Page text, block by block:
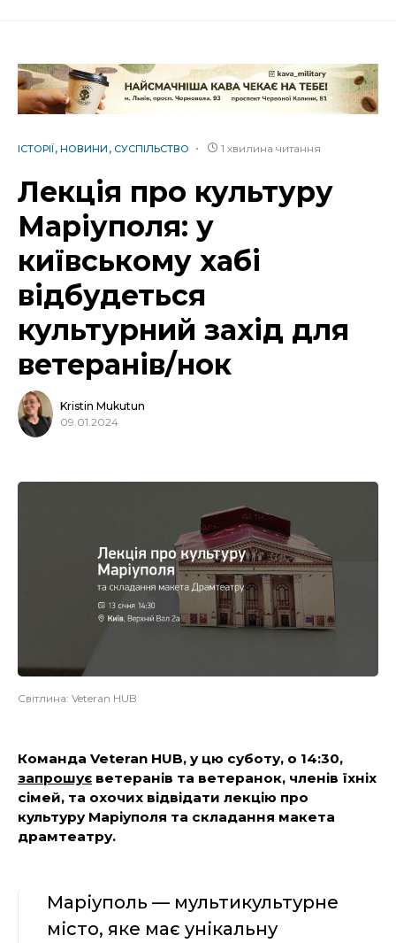
ІСТОРІЇ НОВИНИ СУСПІЛЬСТВО 1 хвилина читання
Лекція про культуру
Маріуполя: у
київському хабі
відбудеться
культурний захід для
ветеранів/нок
Kristin Mukutun
09.01.2024
Світлина: Veteran HUB
Команда Veteran HUB, у цю суботу, о 14:30,
запрошує ветеранів та ветеранок, членів їхніх
сімей, та охочих відвідати лекцію про
культуру Маріуполя та складання макета
драмтеатру.
Маріуполь — мультикультурне
місто, яке має унікальну